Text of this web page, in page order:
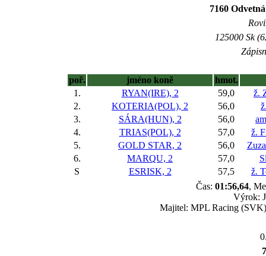
7160
125000 Sk
poř. jméno koně
hmot.
1.
RYAN(IRE), 2 59,0
ž.
2.
KOTERIA(POL), 2 56,0
3.
SÁRA(HUN), 2 56,0
4.
TRIAS(POL), 2 57,0
ž.
5.
GOLD STAR, 2 56,0
6.
MARQU, 2 57,0
S
ESRISK, 2 57,5
ž.
Čas: 01:56,64,
Výrok:
Majitel: MPL Racing